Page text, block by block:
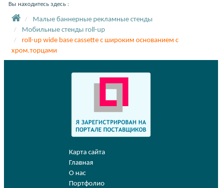
Вы находитесь здесь :
Малые баннерные рекламные стенды
Мобильные стенды roll-up
roll-up wide base cassette с широким основанием с
хром.торцами
Карта сайта
Главная
О нас
Портфолио